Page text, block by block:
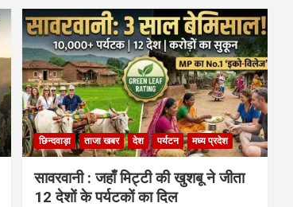
A
p
p
छिन्दवाड़ा ताजा खबर देश पर्यटन मध्य प्रदेश
सावरवानी : जहाँ मिट्टी की खुशबू ने जीता
12 देशों के पर्यटकों का दिल